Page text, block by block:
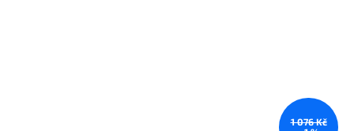
1 076 Kč